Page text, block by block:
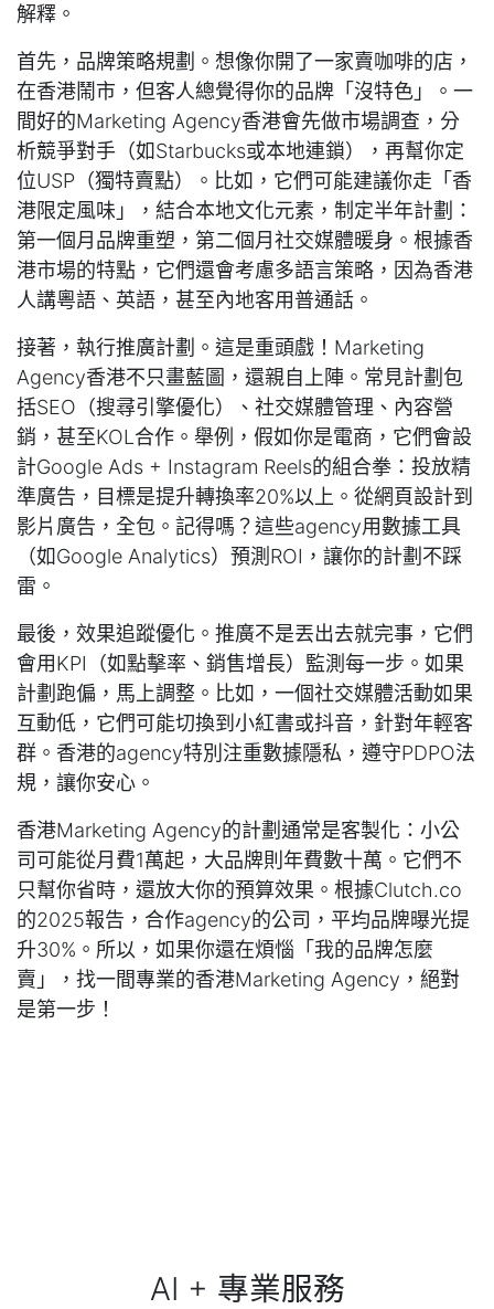
解釋。
首先，品牌策略規劃。想像你開了一家賣咖啡的店，
在香港鬧市，但客人總覺得你的品牌「沒特色」。一
間好的Marketing Agency香港會先做市場調查，分
析競爭對手（如Starbucks或本地連鎖），再幫你定
位USP（獨特賣點）。比如，它們可能建議你走「香
港限定風味」，結合本地文化元素，制定半年計劃：
第一個月品牌重塑，第二個月社交媒體暖身。根據香
港市場的特點，它們還會考慮多語言策略，因為香港
人講粵語、英語，甚至內地客用普通話。
接著，執行推廣計劃。這是重頭戲！Marketing
Agency香港不只畫藍圖，還親自上陣。常見計劃包
括SEO（搜尋引擎優化）、社交媒體管理、內容營
銷，甚至KOL合作。舉例，假如你是電商，它們會設
計Google Ads + Instagram Reels的組合拳：投放精
準廣告，目標是提升轉換率20%以上。從網頁設計到
影片廣告，全包。記得嗎？這些agency用數據工具
（如Google Analytics）預測ROI，讓你的計劃不踩
雷。
最後，效果追蹤優化。推廣不是丟出去就完事，它們
會用KPI（如點擊率、銷售增長）監測每一步。如果
計劃跑偏，馬上調整。比如，一個社交媒體活動如果
互動低，它們可能切換到小紅書或抖音，針對年輕客
群。香港的agency特別注重數據隱私，遵守PDPO法
規，讓你安心。
香港Marketing Agency的計劃通常是客製化：小公
司可能從月費1萬起，大品牌則年費數十萬。它們不
只幫你省時，還放大你的預算效果。根據Clutch.co
的2025報告，合作agency的公司，平均品牌曝光提
升30%。所以，如果你還在煩惱「我的品牌怎麼
賣」，找一間專業的香港Marketing Agency，絕對
是第一步！
AI + 專業服務